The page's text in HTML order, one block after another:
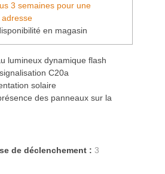
3 semaines pour une
en magasin
lumineux dynamique flash
C20a
solaire
des panneaux sur la
de déclenchement : 3